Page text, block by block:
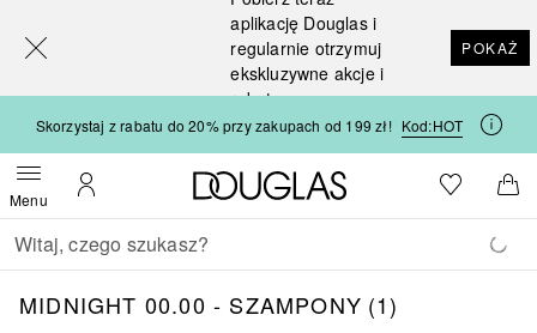
aplikację Douglas i
regularnie otrzymuj
ekskluzywne akcje i
rabaty
POKAŻ
Skorzystaj z rabatu do 20% przy zakupach od 199 zł! Kod:HOT
MenuOtwórz menuMoje konto
Strona główna Douglas
Do listyDo
Wracać
Wykonaj wyszukiwanie
MIDNIGHT 00.00 - SZAMPONY1
MIDNIGHT 00.00 - SZAMPONY (1)
[navigation.slideout.screenreader]